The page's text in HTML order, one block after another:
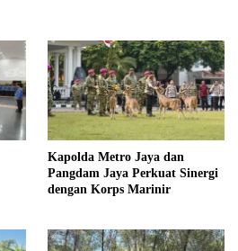
Kapolda Metro Jaya dan
Pangdam Jaya Perkuat Sinergi
dengan Korps Marinir